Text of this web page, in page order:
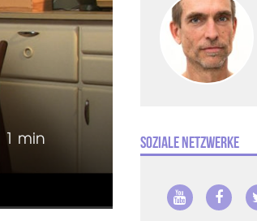
1 min
Soziale Netzwerke